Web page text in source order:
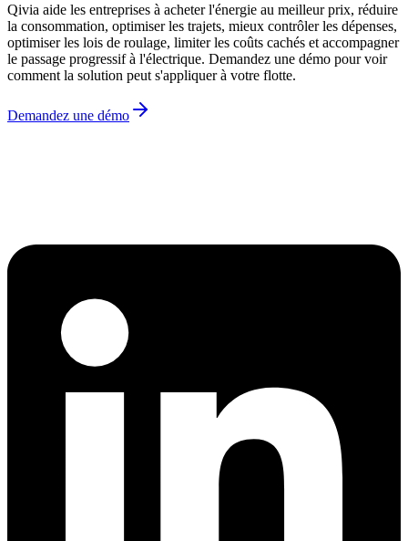
Qivia aide les entreprises à acheter l'énergie au meilleur prix, réduire
la consommation, optimiser les trajets, mieux contrôler les dépenses,
optimiser les lois de roulage, limiter les coûts cachés et accompagner
le passage progressif à l'électrique. Demandez une démo pour voir
comment la solution peut s'appliquer à votre flotte.
Demandez une démo